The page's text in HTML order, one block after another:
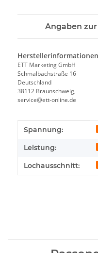
Angaben
ETT Marketing GmbH
Schmalbachstraße 16
Deutschland
38112 Braunschweig,
service@ett-online.de
Produkteigenschaft
Wert
Spannung:
Leistung:
Lochausschnitt: